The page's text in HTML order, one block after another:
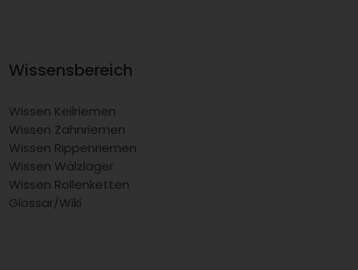
Wissensbereich
Wissen Keilriemen
Wissen Zahnriemen
Wissen Rippenriemen
Wissen Wälzlager
Wissen Rollenketten
Glossar/Wiki